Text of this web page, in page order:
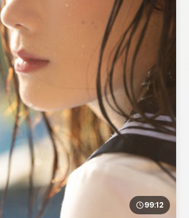
99:12